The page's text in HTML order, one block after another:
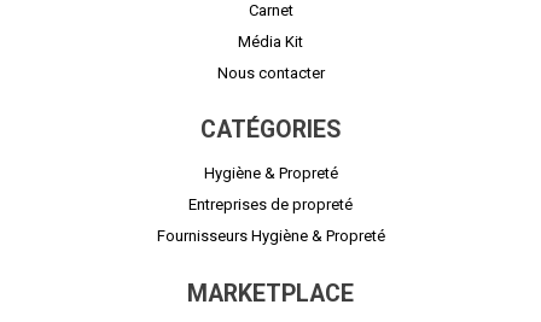
Carnet
Média Kit
Nous contacter
CATÉGORIES
Hygiène & Propreté
Entreprises de propreté
Fournisseurs Hygiène & Propreté
MARKETPLACE